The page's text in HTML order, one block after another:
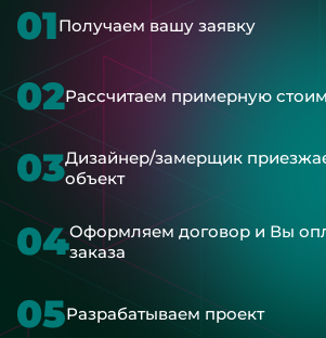
01Получаем вашу заявку
02Рассчитаем примерную
03Дизайнер/замерщик
объект
04Оформляем договор и Вы
заказа
05Разрабатываем проект